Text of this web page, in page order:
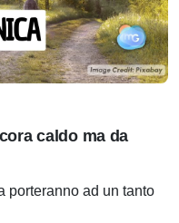
caldo ma da
porteranno ad un tanto